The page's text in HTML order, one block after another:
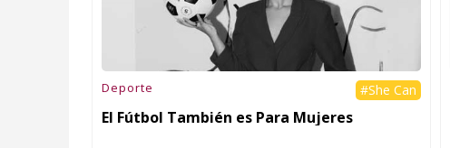
Deporte #She Can
El Fútbol También es Para Mujeres